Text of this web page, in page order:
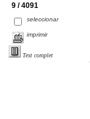
9 / 4091
seleccionar
imprimir
Text complet